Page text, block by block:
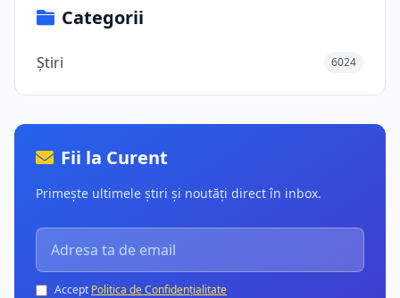
Categorii
Știri 6024
Fii la Curent
Primește ultimele știri și noutăți direct în inbox.
Accept Politica de Confidențialitate